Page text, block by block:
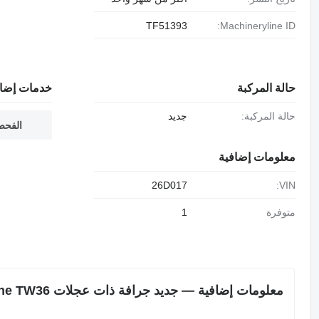
Machineryline ID:
TF51393
حالة المركبة
حالة المركبة: جديد
معلومات إضافية
VIN:
26D017
متوفرة 1
خدمات
معلومات إضافية — جديد جرافة ذات عجلات Blanche TW36